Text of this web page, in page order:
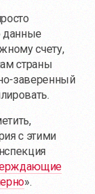
данные
счету,
страны
заверенный
с этими
».